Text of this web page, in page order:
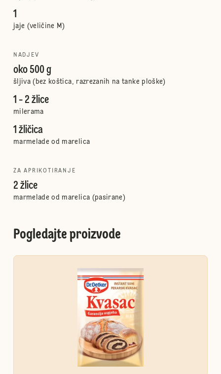
1
jaje (veličine M)
NADJEV
oko 500 g
šljiva (bez koštica, razrezanih na tanke ploške)
1 - 2 žlice
milerama
1 žličica
marmelade od marelica
ZA APRIKOTIRANJE
2 žlice
marmelade od marelica (pasirane)
Pogledajte proizvode